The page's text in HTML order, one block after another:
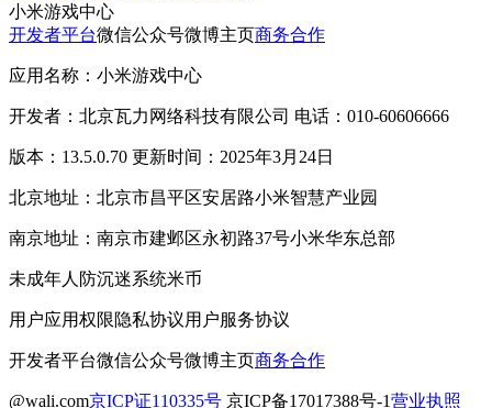
小米游戏中心
开发者平台微信公众号微博主页商务合作
应用名称：小米游戏中心
开发者：北京瓦力网络科技有限公司 电话：010-60606666
版本：13.5.0.70 更新时间：2025年3月24日
北京地址：北京市昌平区安居路小米智慧产业园
南京地址：南京市建邺区永初路37号小米华东总部
未成年人防沉迷系统米币
用户应用权限隐私协议用户服务协议
开发者平台微信公众号微博主页商务合作
@wali.com京ICP证110335号 京ICP备17017388号-1营业执照